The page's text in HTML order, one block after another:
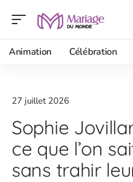
Animation Célébration
27 juillet 2026
Sophie
ce que l’on
sans trahir